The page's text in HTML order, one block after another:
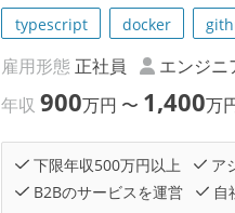
typescript docker
雇用形態 正社員 エンジニ
年収900万円 〜 1,400万
下限年収500万円以上 ア
B2Bのサービスを運営
自